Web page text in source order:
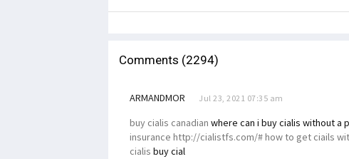
Comments (2294)
ARMANDMOR Jul 23, 2021 07:35 am
buy cialis canadian where can i buy cialis without a
insurance http://cialistfs.com/# how to get ciails
cialis buy cial